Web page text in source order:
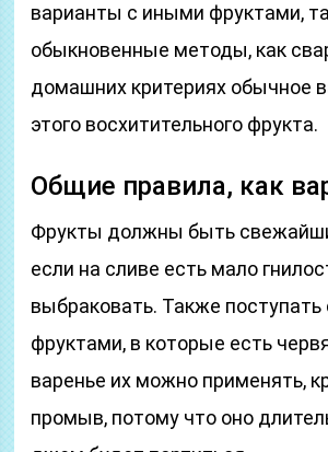
варианты с иными фруктами,
обыкновенные методы, как
домашних критериях обычное
этого восхитительного фрукта.
Общие правила, как
Фрукты должны быть
если на сливе есть мало
выбраковать. Также поступать
фруктами, в которые есть
варенье их можно применять,
промыв, потому что оно